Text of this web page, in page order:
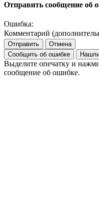
Отправить сообщение об
Ошибка:
Комментарий
Отправить
Отмена
Сообщить об ошибке
Выделите опечатку и
сообщение об ошибке.